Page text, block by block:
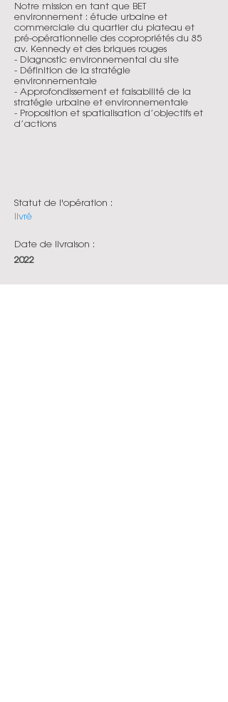
Notre mission en tant que BET
environnement : étude urbaine et
commerciale du quartier du plateau et
pré-opérationnelle des copropriétés du 85
av. Kennedy et des briques rouges
- Diagnostic environnemental du site
- Définition de la stratégie
environnementale
- Approfondissement et faisabilité de la
stratégie urbaine et environnementale
- Proposition et spatialisation d’objectifs et
d’actions
Statut de l'opération :
livré
Date de livraison :
2022